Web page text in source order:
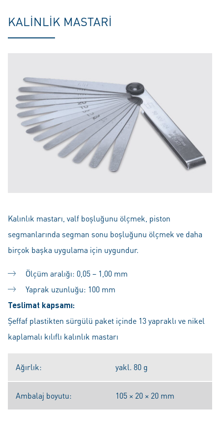
KALINLIK MASTARI
Kalınlık mastarı, valf boşluğunu ölçmek, piston
segmanlarında segman sonu boşluğunu ölçmek ve daha
birçok başka uygulama için uygundur.
Ölçüm aralığı: 0,05 – 1,00 mm
Yaprak uzunluğu: 100 mm
Teslimat kapsamı:
Şeffaf plastikten sürgülü paket içinde 13 yapraklı ve nikel
kaplamalı kılıflı kalınlık mastarı
Ağırlık: yakl. 80 g
Ambalaj boyutu: 105 × 20 × 20 mm